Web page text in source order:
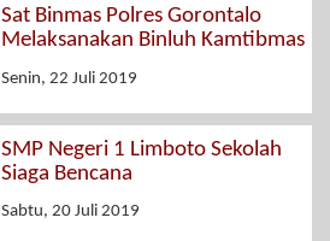
Sat Binmas Polres Gorontalo
Melaksanakan Binluh Kamtibmas
Senin, 22 Juli 2019
SMP Negeri 1 Limboto Sekolah
Siaga Bencana
Sabtu, 20 Juli 2019